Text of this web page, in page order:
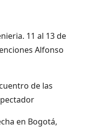
11 al 13 de
Alfonso
de las
en Bogotá,